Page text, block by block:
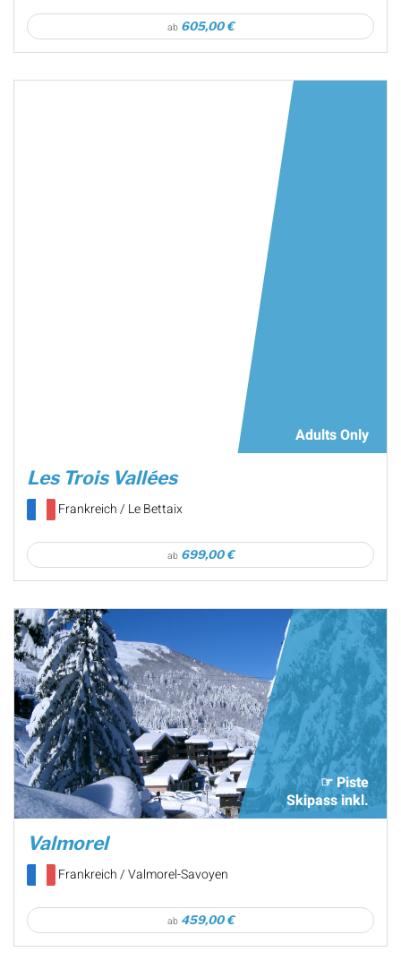
ab 605,00 €
Adults Only
Les Trois Vallées
Frankreich / Le Bettaix
ab 699,00 €
☞ Piste
Skipass inkl.
Valmorel
Frankreich / Valmorel-Savoyen
ab 459,00 €